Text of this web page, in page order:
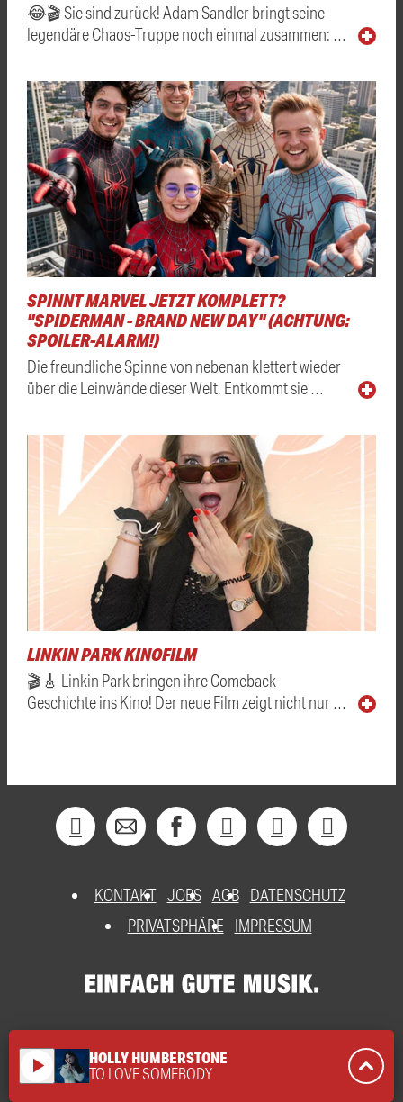
😂🎬 Sie sind zurück! Adam Sandler bringt seine
legendäre Chaos-Truppe noch einmal zusammen: …
SPINNT MARVEL JETZT KOMPLETT?
"SPIDERMAN - BRAND NEW DAY" (ACHTUNG:
SPOILER-ALARM!)
Die freundliche Spinne von nebenan klettert wieder
über die Leinwände dieser Welt. Entkommt sie …
LINKIN PARK KINOFILM
🎬🎸 Linkin Park bringen ihre Comeback-
Geschichte ins Kino! Der neue Film zeigt nicht nur …
KONTAKT JOBS AGB DATENSCHUTZ
PRIVATSPHÄRE
IMPRESSUM
play_arrow HOLLY HUMBERSTONE
TO LOVE SOMEBODY